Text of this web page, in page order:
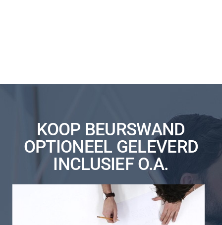
KOOP BEURSWAND
OPTIONEEL GELEVERD
INCLUSIEF O.A.